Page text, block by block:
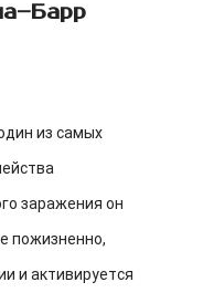
из самых
заражения он
пожизненно,
и активируется